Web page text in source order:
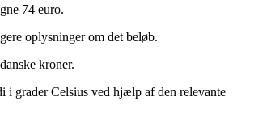
74 euro.
oplysninger om det beløb.
kroner.
i grader Celsius ved hjælp af den relevante